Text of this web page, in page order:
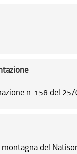
n. 158 del
del